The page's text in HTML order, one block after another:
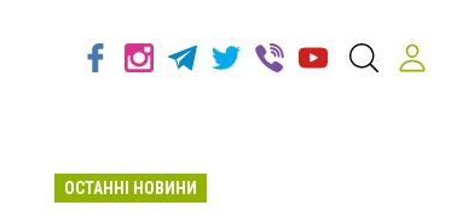
ОСТАННІ НОВИНИ